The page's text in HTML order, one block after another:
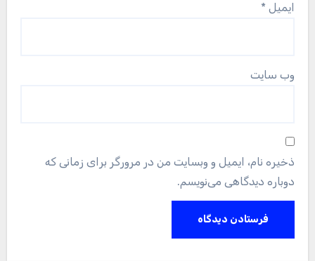
ایمیل *
وب‌ سایت
ذخیره نام، ایمیل و وبسایت من در مرورگر برای زمانی که
دوباره دیدگاهی می‌نویسم.